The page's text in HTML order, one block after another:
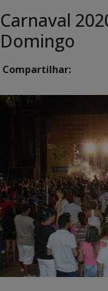
Carnaval
Domingo
Compartilhar: